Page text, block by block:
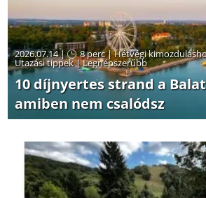
2026.07.14 | 8 perc|Hétvégi
Utazási tippek|Legnépszerűbb
10 díjnyertes strand a
amiben nem csalódsz